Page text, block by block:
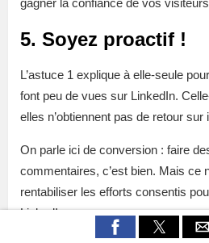
gagner la confiance de vos
5. Soyez proactif !
L’astuce 1 explique à elle-seule
font peu de vues sur LinkedIn.
elles n’obtiennent pas de retour
On parle ici de conversion : faire
commentaires, c’est bien. Mais ce
rentabiliser les efforts consentis
LinkedIn.